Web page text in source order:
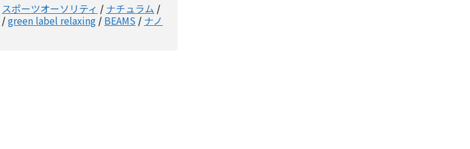
スポーツオーソリティ / ナチュラム /
/green label relaxing / BEAMS / ナノ